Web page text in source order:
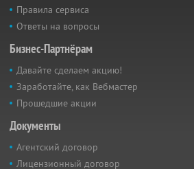
Правила сервиса
Ответы на вопросы
Бизнес-Партнёрам
Давайте сделаем акцию!
Заработайте, как Вебмастер
Прошедшие акции
Документы
Агентский договор
Лицензионный договор